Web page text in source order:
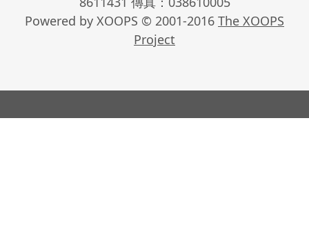
Powered by XOOPS © 2001-2016 The XOOPS
Project